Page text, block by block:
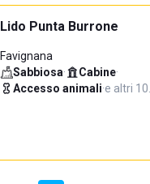
Lido Punta Burrone
Favignana
Sabbiosa· Cabine·
Accesso animali·e altri 10…